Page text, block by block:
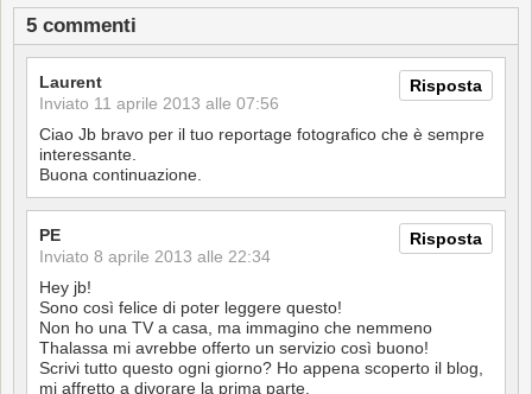
5 commenti
Risposta
Laurent
Inviato 11 aprile 2013 alle 07:56
Ciao Jb bravo per il tuo reportage fotografico che è sempre
interessante.
Buona continuazione.
Risposta
PE
Inviato 8 aprile 2013 alle 22:34
Hey jb!
Sono così felice di poter leggere questo!
Non ho una TV a casa, ma immagino che nemmeno
Thalassa mi avrebbe offerto un servizio così buono!
Scrivi tutto questo ogni giorno? Ho appena scoperto il blog,
mi affretto a divorare la prima parte.